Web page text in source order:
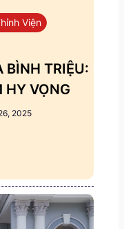
Viện
BÌNH TRIỆU:
HY VỌNG
2025